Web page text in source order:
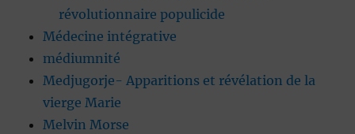
révolutionnaire populicide
Médecine intégrative
médiumnité
Medjugorje- Apparitions et révélation de la
vierge Marie
Melvin Morse